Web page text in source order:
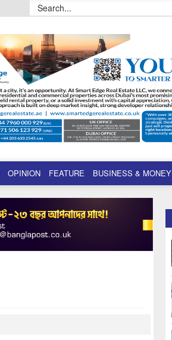
OPINION FEATURE BUSINESS & MONEY